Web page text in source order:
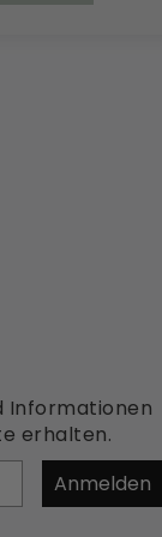
Informationen
erhalten.
Anmelden